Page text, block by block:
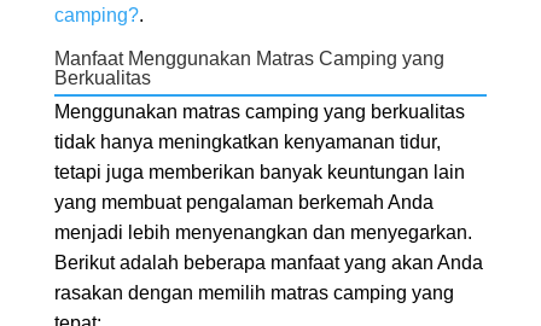
camping?.
Manfaat Menggunakan Matras Camping yang
Berkualitas
Menggunakan matras camping yang berkualitas
tidak hanya meningkatkan kenyamanan tidur,
tetapi juga memberikan banyak keuntungan lain
yang membuat pengalaman berkemah Anda
menjadi lebih menyenangkan dan menyegarkan.
Berikut adalah beberapa manfaat yang akan Anda
rasakan dengan memilih matras camping yang